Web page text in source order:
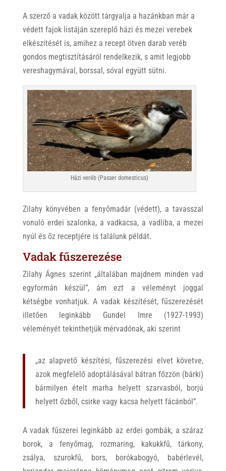
A szerző a vadak között tárgyalja a hazánkban már a
védett fajok listáján szereplő házi és mezei verebek
elkészítését is, amihez a recept ötven darab veréb
gondos megtisztításáról rendelkezik, s amit legjobb
vereshagymával, borssal, sóval együtt sütni.
Házi veréb (Passer domesticus)
Zilahy könyvében a fenyőmadár (védett), a tavasszal
vonuló erdei szalonka, a vadkacsa, a vadliba, a mezei
nyúl és őz receptjére is találunk példát.
Vadak fűszerezése
Zilahy Ágnes szerint „általában majdnem minden vad
egyformán készül”, ám ezt a véleményt joggal
kétségbe vonhatjuk. A vadak készítését, fűszerezését
illetően leginkább Gundel Imre (1927-1993)
véleményét tekinthetjük mérvadónak, aki szerint
„az alapvető készítési, fűszerezési elvet követve,
azok megfelelő adoptálásával bátran főzzön (bárki)
bármilyen ételt marha helyett szarvasból, borjú
helyett őzből, csirke vagy kacsa helyett fácánból”.
A vadak fűszerei leginkább az erdei gombák, a száraz
borok, a fenyőmag, rozmaring, kakukkfű, tárkony,
zsálya, szurokfű, bors, borókabogyó, babérlevél,